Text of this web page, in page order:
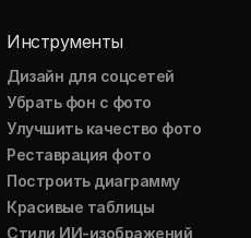
Инструменты
Дизайн для соцсетей
Убрать фон с фото
Улучшить качество фото
Реставрация фото
Построить диаграмму
Красивые таблицы
Стили ИИ-изображений